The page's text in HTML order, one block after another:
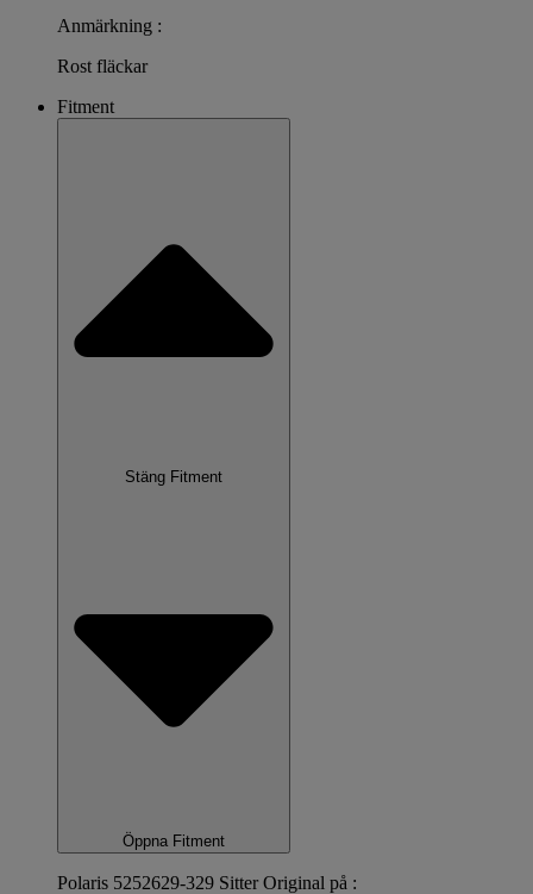
Anmärkning :
Rost fläckar
Fitment
Stäng Fitment
Öppna Fitment
Polaris 5252629-329 Sitter Original på :